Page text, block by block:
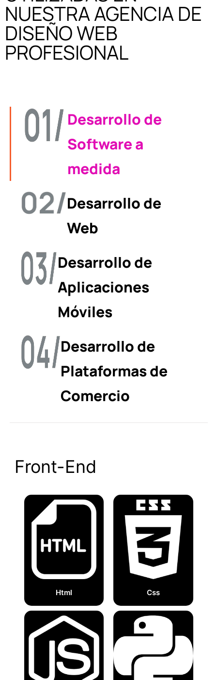
NUESTRA AGENCIA DE
DISEÑO WEB
PROFESIONAL
Desarrollo de
Software a
medida
Desarrollo de
Web
Desarrollo de
Aplicaciones
Móviles
Desarrollo de
Plataformas de
Comercio
Front-End
Html Css